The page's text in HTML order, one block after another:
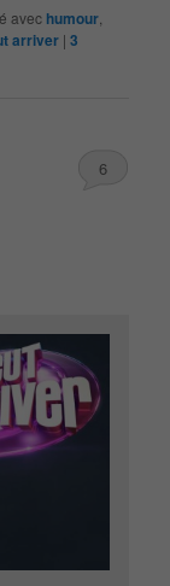
avec humour
arriver |3
6